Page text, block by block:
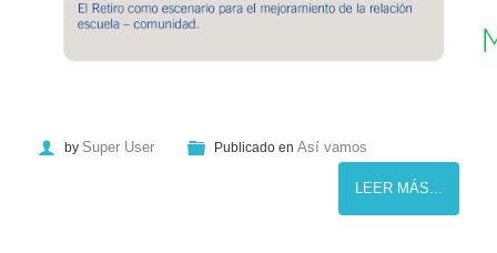
by Super User Publicado en Así vamos
LEER MÁS...